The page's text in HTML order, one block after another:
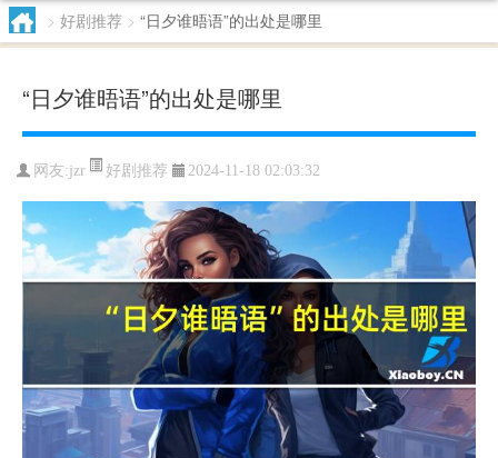
> 好剧推荐 > “日夕谁晤语”的出处是哪里
“日夕谁晤语”的出处是哪里
网友:jzr 好剧推荐 2024-11-18 02:03:32